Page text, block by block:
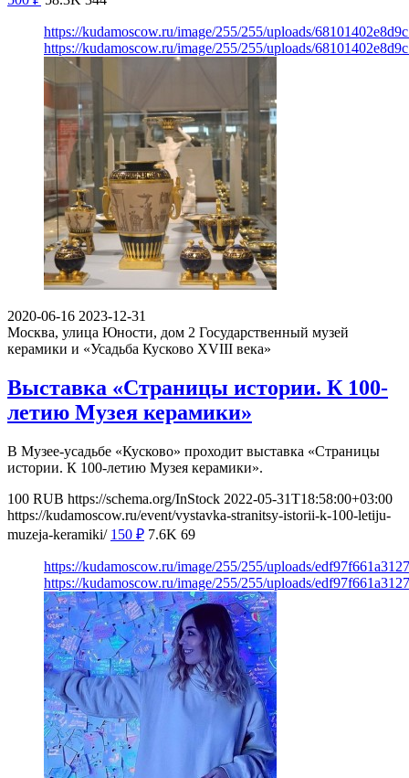
https://kudamoscow.ru/image/255/255/uploads/
https://kudamoscow.ru/image/255/255/uploads/
2020-06-16 2023-12-31
Москва, улица Юности, дом 2 Государственный музей
керамики и «Усадьба Кусково XVIII века»
Выставка «Страницы истории. К 100-
летию Музея керамики»
В Музее-усадьбе «Кусково» проходит выставка «Страницы
истории. К 100-летию Музея керамики».
100 RUB https://schema.org/InStock 2022-05-31T18:58:00+03:00
https://kudamoscow.ru/event/vystavka-stranitsy-istorii-k-100-letiju-
muzeja-keramiki/ 150 ₽ 7.6K 69
https://kudamoscow.ru/image/255/255/uploads/
https://kudamoscow.ru/image/255/255/uploads/